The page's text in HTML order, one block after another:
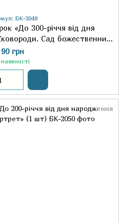
БК-2049
«До 300-річчя від дня
Сад божественних
(2 шт)
90 грн